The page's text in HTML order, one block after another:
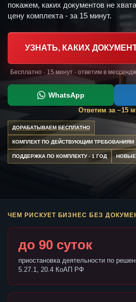
покажем, каких документов не
цену комплекта - за 15 минут.
УЗНАТЬ, КАКИХ
Бесплатно · 15 минут · ответим в
WhatsApp
Ответим за ~15
ДОРАБАТЫВАЕМ БЕСПЛАТНО
КОМПЛЕКТ ПО ДЕЙСТВУЮЩИМ ТРЕБОВАНИЯМ
ПОДДЕРЖКА ПО КОМПЛЕКТУ - 1 ГОД НОВЫЕ
ЧЕМ РИСКУЕТ БИЗНЕС БЕЗ
до 90 суток
приостановка деятельности по
5.27.1, 20.4 КоАП РФ